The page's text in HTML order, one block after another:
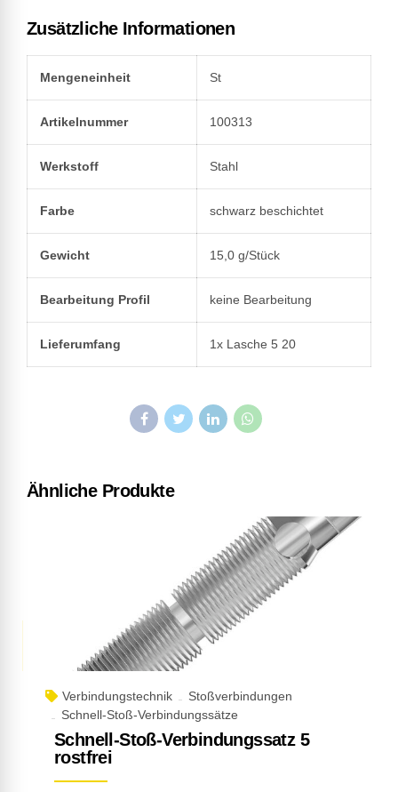
Zusätzliche Informationen
Mengeneinheit St
Artikelnummer 100313
Werkstoff Stahl
Farbe schwarz beschichtet
Gewicht 15,0 g/Stück
Bearbeitung Profil keine Bearbeitung
Lieferumfang 1x Lasche 5 20
Ähnliche Produkte
Verbindungstechnik
Stoßverbindungen
Schnell-Stoß-Verbindungssätze
Schnell-Stoß-Verbindungssatz 5
rostfrei